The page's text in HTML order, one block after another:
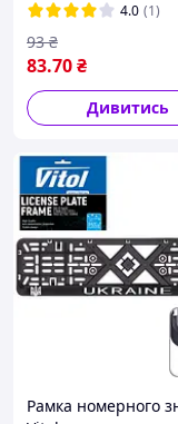
4.0 (1)
83.70₴
93 ₴
Дивитись
Рамка номерного